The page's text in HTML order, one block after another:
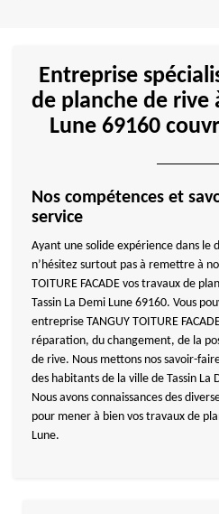
Entreprise
de planche de rive
Lune 69160
Nos compétences et
service
Ayant une solide expérience dans le
n’hésitez surtout pas à remettre à
TOITURE FACADE vos travaux de
Tassin La Demi Lune 69160. Vous
entreprise TANGUY TOITURE
réparation, du changement, de la
de rive. Nous mettons nos savoir-
des habitants de la ville de Tassin La
Nous avons connaissances des
pour mener à bien vos travaux de
Lune.